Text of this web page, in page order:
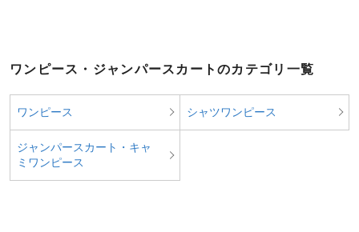
ワンピース・ジャンパースカートのカテゴリ一覧
ワンピース シャツワンピース
ジャンパースカート・キャ
ミワンピース